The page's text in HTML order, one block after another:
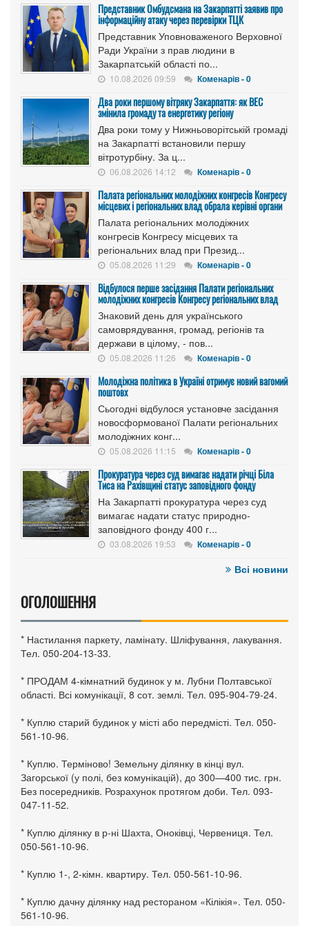
Представник Омбудсмана на Закарпатті заявив про
інформаційну атаку через перевірки ТЦК
Представник Уповноваженого Верховної
Ради України з прав людини в
Закарпатській області по...
10.08.2026 09:59 Коменарів - 0
Два роки першому вітряку Закарпаття: як ВЕС
змінила громаду та енергетику регіону
Два роки тому у Нижньоворітській громаді
на Закарпатті встановили першу
вітротурбіну. За ц...
06.08.2026 14:12 Коменарів - 0
Палата регіональних молодіжних конгресів Конгресу
місцевих і регіональних влад обрала керівні органи
Палата регіональних молодіжних
конгресів Конгресу місцевих та
регіональних влад при Презид...
05.08.2026 11:29 Коменарів - 0
Відбулося перше засідання Палати регіональних
молодіжних конгресів Конгресу регіональних влад
Знаковий день для українського
самоврядування, громад, регіонів та
держави в цілому, - пов...
05.08.2026 11:26 Коменарів - 0
Молодіжна політика в Україні отримує новий вагомий
поштовх
Сьогодні відбулося установче засідання
новосформованої Палати регіональних
молодіжних конг...
05.08.2026 11:15 Коменарів - 0
Прокуратура через суд вимагає надати річці Біла
Тиса на Рахівщині статус заповідного фонду
На Закарпатті прокуратура через суд
вимагає надати статус природно-
заповідного фонду 400 г...
03.08.2026 19:53 Коменарів - 0
Всі новини
ОГОЛОШЕННЯ
* Настилання паркету, ламінату. Шліфування, лакування.
Тел. 050-204-13-33.
* ПРОДАМ 4-кімнатний будинок у м. Лубни Полтавської
області. Всі комунікації, 8 сот. землі. Тел. 095-904-79-24.
* Куплю старий будинок у місті або передмісті. Тел. 050-
561-10-96.
* Куплю. Терміново! Земельну ділянку в кінці вул.
Загорської (у полі, без комунікацій), до 300—400 тис. грн.
Без посередників. Розрахунок протягом доби. Тел. 093-
047-11-52.
* Куплю ділянку в р-ні Шахта, Оноківці, Червениця. Тел.
050-561-10-96.
* Куплю 1-, 2-кімн. квартиру. Тел. 050-561-10-96.
* Куплю дачну ділянку над рестораном «Кілікія». Тел. 050-
561-10-96.